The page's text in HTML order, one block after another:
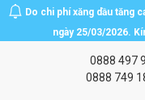
Do chi phí xăng dầu tăng
ngày 25/03/2026.
0888 497
0888 749